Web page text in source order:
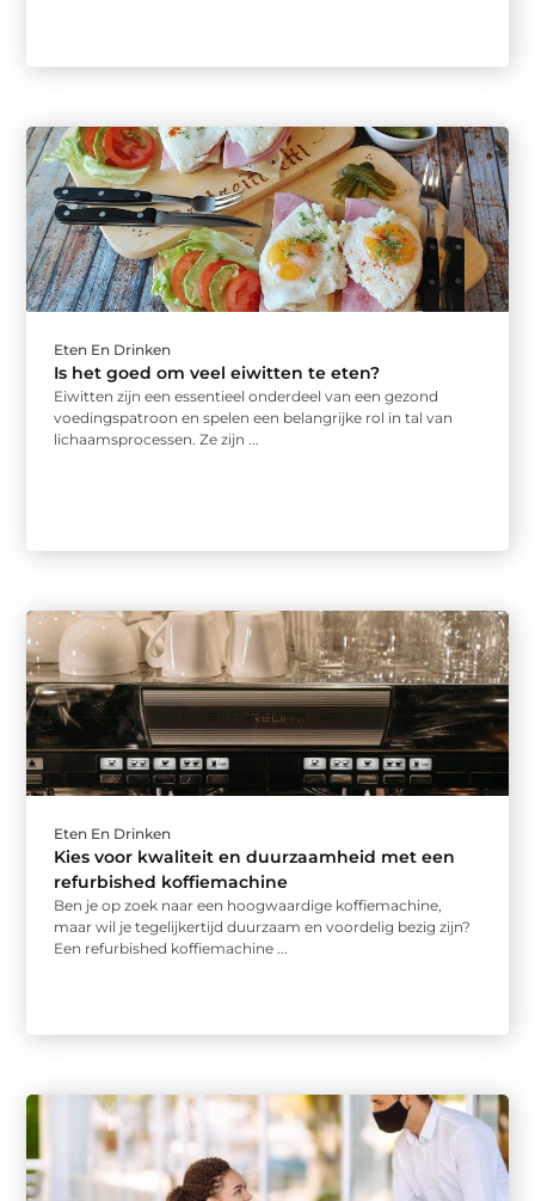
Eten En Drinken
Is het goed om veel eiwitten te eten?
Eiwitten zijn een essentieel onderdeel van een gezond
voedingspatroon en spelen een belangrijke rol in tal van
lichaamsprocessen. Ze zijn ...
Eten En Drinken
Kies voor kwaliteit en duurzaamheid met een
refurbished koffiemachine
Ben je op zoek naar een hoogwaardige koffiemachine,
maar wil je tegelijkertijd duurzaam en voordelig bezig zijn?
Een refurbished koffiemachine ...